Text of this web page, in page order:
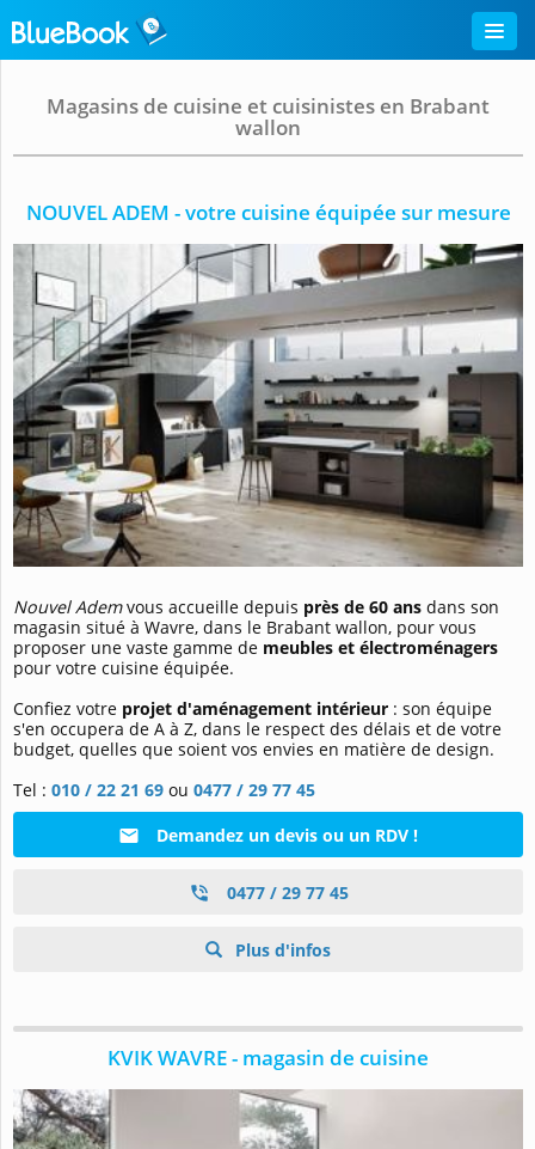
Magasins de cuisine et cuisinistes en Brabant
wallon
NOUVEL ADEM - votre cuisine équipée sur mesure
Nouvel Ademvous accueille depuis près de 60 ans dans son
magasin situé à Wavre, dans le Brabant wallon, pour vous
proposer une vaste gamme de meubles et électroménagers
pour votre cuisine équipée.
Confiez votre projet d'aménagement intérieur : son équipe
s'en occupera de A à Z, dans le respect des délais et de votre
budget, quelles que soient vos envies en matière de design.
Tel : 010 / 22 21 69 ou 0477 / 29 77 45
Demandez un devis ou un RDV !
0477 / 29 77 45
Plus d'infos
KVIK WAVRE - magasin de cuisine